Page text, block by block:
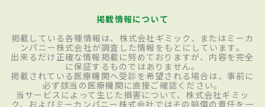
掲載情報について
掲載している各種情報は、株式会社ギミック、またはミーカ
ンパニー株式会社が調査した情報をもとにしています。
出来るだけ正確な情報掲載に努めておりますが、内容を完全
に保証するものではありません。
掲載されている医療機関へ受診を希望される場合は、事前に
必ず該当の医療機関に直接ご確認ください。
当サービスによって生じた損害について、株式会社ギミッ
ク、およびミーカンパニー株式会社ではその賠償の責任を一